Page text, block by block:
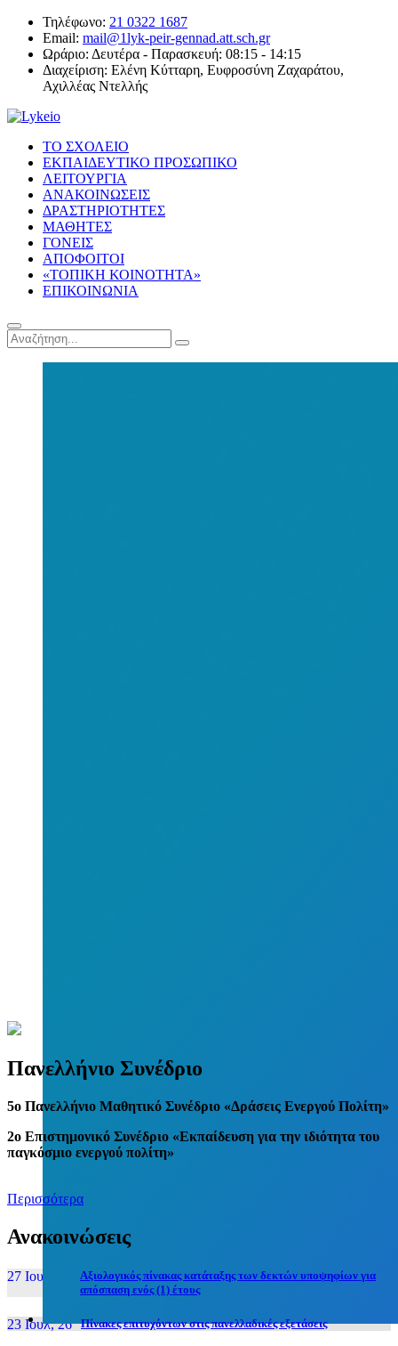
Τηλέφωνο: 21 0322 1687
Email: mail@1lyk-peir-gennad.att.sch.gr
Ωράριο: Δευτέρα - Παρασκευή: 08:15 - 14:15
Διαχείριση: Ελένη Κύτταρη, Ευφροσύνη Ζαχαράτου,
Αχιλλέας Ντελλής
ΤΟ ΣΧΟΛΕΙΟ
ΕΚΠΑΙΔΕΥΤΙΚΟ ΠΡΟΣΩΠΙΚΟ
ΛΕΙΤΟΥΡΓΙΑ
ΑΝΑΚΟΙΝΩΣΕΙΣ
ΔΡΑΣΤΗΡΙΟΤΗΤΕΣ
ΜΑΘΗΤΕΣ
ΓΟΝΕΙΣ
ΑΠΟΦΟΙΤΟΙ
«ΤΟΠΙΚΗ ΚΟΙΝΟΤΗΤΑ»
ΕΠΙΚΟΙΝΩΝΙΑ
Πανελλήνιο Συνέδριο
5o Πανελλήνιο Μαθητικό Συνέδριο «Δράσεις Ενεργού Πολίτη»
2ο Επιστημονικό Συνέδριο «Εκπαίδευση για την ιδιότητα του
παγκόσμιο ενεργού πολίτη»
Περισσότερα
Ανακοινώσεις
27 Ιουν, 26
Αξιολογικός πίνακας κατάταξης των δεκτών υποψηφίων για
απόσπαση ενός (1) έτους
23 Ιουλ, 26 Πίνακες επιτυχόντων στις πανελλαδικές εξετάσεις